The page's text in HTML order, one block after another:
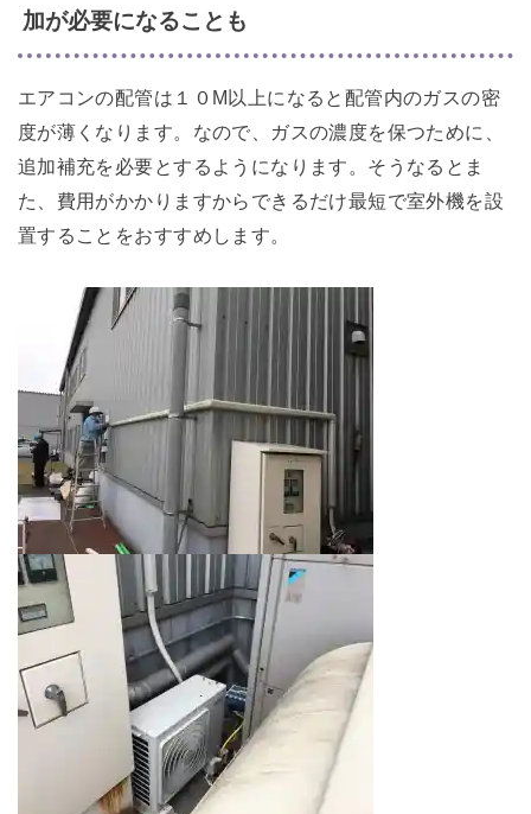
加が必要になることも
エアコンの配管は１０M以上になると配管内のガスの密
度が薄くなります。なので、ガスの濃度を保つために、
追加補充を必要とするようになります。そうなるとま
た、費用がかかりますからできるだけ最短で室外機を設
置することをおすすめします。